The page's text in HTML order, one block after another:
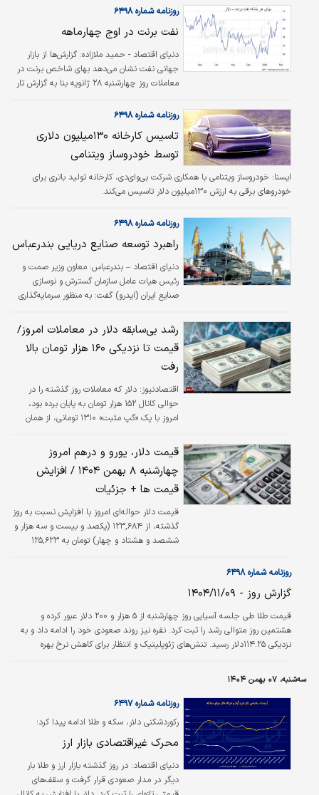
در خاورمیانه، از عوامل محرک رشد طلا بودند؛ آن هم زمانی که نرخ بهره آمریکا ثابت
ماند.
روزنامه شماره ۶۴۹۸
نفت ‌برنت در اوج چهارماهه
دنیای اقتصاد - حمید ملازاده:گزارش‌ها از بازار
جهانی نفت نشان می‌دهد بهای شاخص برنت در
معاملات روز چهارشنبه ۲۸ ژانویه بنا به گزارش تار
خبر، بالای ۶۷ دلار در هر بشکه نوسان کرد؛
روزهای پیشین، بالاترین قیمت نفت در نزدیک به
چهار ماه گذشته محسوب می‌شود.
روزنامه شماره ۶۴۹۸
تاسیس کارخانه ۱۳۰‌میلیون دلاری
توسط خودروساز ویتنامی
ایسنا: خودروساز ویتنامی با همکاری شرکت بی‌‌‌‌وای‌‌‌‌دی، کارخانه تولید باتری برای
خودروهای برقی به ارزش ۱۳۰‌میلیون دلار تاسیس می‌کند.
روزنامه شماره ۶۴۹۸
راهبرد توسعه صنایع دریایی بندرعباس
دنیای اقتصاد – بندرعباس: معاون وزیر صمت و
رئیس هیات عامل سازمان گسترش و نوسازی
صنایع ایران (ایدرو) گفت: به منظور سرمایه‌گذاری
اختصاص ۴۰۰ میلیون دلار توافق شده است.
فرشاد مقیمی در حاشیه نشست میز ملی توسعه
صادرات صنایع دریایی در بندرعباس گفت: در همین
زمینه چند قرارداد با استفاده از اعتبارات ارزی
شده است.
رشد بی‌سابقه دلار در معاملات امروز/
قیمت تا نزدیکی ۱۶۰ هزار تومان بالا
رفت
اقتصادنیوز: دلار که معاملات روز گذشته را در
حوالی کانال ۱۵۲ هزار تومان به پایان برده بود،
امروز با یک «گپ مثبت» ۱۳۱۰ تومانی، از همان
در پله ۱۵۳ هزار و ۷۵۰ تومان استارت زد. اما این
پایان کار نبود؛ عطش بازار به قدری بالا بود که
قیمت با پرشی خیره‌کننده و عبور از ۶ کانال پیاپی،
تا نرخ ۱۵۹ هزار و ۴۶۰ تومان پیشروی کرد.
قیمت دلار، یورو و درهم امروز
چهارشنبه ۸ بهمن ۱۴۰۴ / افزایش
قیمت ها + جزئیات
قیمت دلار حواله‌ای امروز با افزایش نسبت به روز
گذشته، از ۱۲۳,۶۸۴ (یکصد و بیست و سه هزار و
ششصد و هشتاد و چهار) تومان به ۱۲۵,۶۲۳
روزنامه شماره ۶۴۹۸
گزارش روز - ۱۴۰۴/۱۱/۰۹
قیمت طلا طی جلسه آسیایی روز چهارشنبه از ۵ هزار و ۲۰۰ دلار عبور کرده و
هشتمین روز متوالی رشد را ثبت کرد. نقره نیز روند صعودی خود را ادامه داد و به
نزدیکی ۱۱۴.۲۵دلار رسید. تنش‌های ژئوپلیتیک و انتظار برای کاهش نرخ بهره
دارایی امن در حال نزدیک شدن به اوج تاریخی ۲۶ ژانویه یعنی ۱۱۷.۷۴ دلار است.
سه‌شنبه، ۰۷ بهمن ۱۴۰۴
رکوردشکنی دلار، سکه و طلا ادامه پیدا کرد؛
روزنامه شماره ۶۴۹۷
محرک غیراقتصادی بازار ارز
دنیای اقتصاد: در روز گذشته بازار ارز و طلا بار
دیگر در مدار صعودی قرار گرفت و سقف‌های